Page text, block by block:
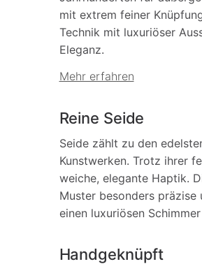
mit extrem feiner
Technik mit luxuriöser
Eleganz.
Mehr erfahren
Reine Seide
Seide zählt zu den
Kunstwerken. Trotz ihrer
weiche, elegante Haptik.
Muster besonders
einen luxuriösen
Handgeknüpft